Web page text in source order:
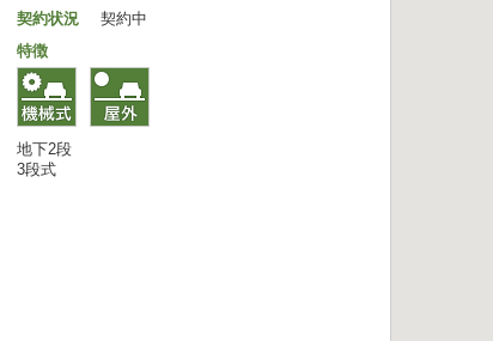
契約状況
契約中
特徴
地下2段
3段式